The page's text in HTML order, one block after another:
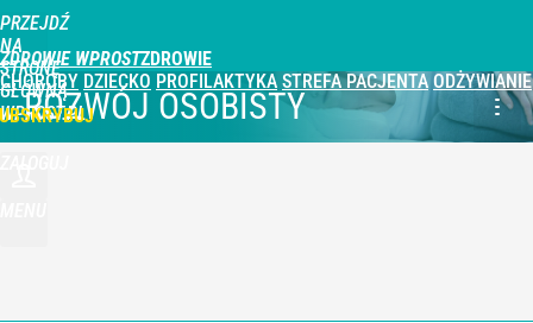
PRZEJDŹ
NA
STRONĘ
GŁÓWNĄ
WPROST.PL
ZDROWIE WPROST
CHOROBY DZIECKO PROFILAKTYKA STREFA PACJENTA ODŻYWIANIE
ROZWÓJ OSOBISTY